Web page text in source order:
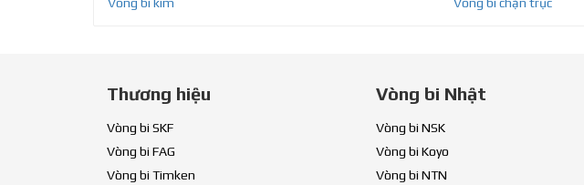
Vòng bi kim
Vòng bi chặn trục
Thương hiệu
Vòng bi SKF
Vòng bi FAG
Vòng bi Timken
Vòng bi Nhật
Vòng bi NSK
Vòng bi Koyo
Vòng bi NTN